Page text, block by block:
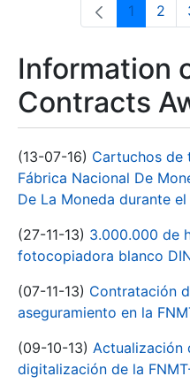
Page
1 2
Information
Contracts
(13-07-16) Cartuchos de
Fábrica Nacional De
De La Moneda durante
(27-11-13) 3.000.000 de
fotocopiadora blanco
(07-11-13) Contratación
aseguramiento en la
(09-10-13) Actualización
digitalización de la